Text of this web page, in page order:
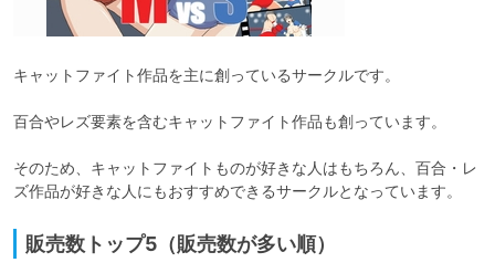
キャットファイト作品を主に創っているサークルです。
百合やレズ要素を含むキャットファイト作品も創っています。
そのため、キャットファイトものが好きな人はもちろん、百合・レ
ズ作品が好きな人にもおすすめできるサークルとなっています。
販売数トップ5（販売数が多い順）